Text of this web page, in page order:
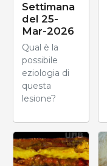
Settimana
del 25-
Mar-2026
Qual è la
possibile
eziologia di
questa
lesione?